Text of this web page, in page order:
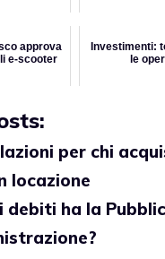
approva
e-scooter
Investimenti:
le
per chi
locazione
debiti ha la